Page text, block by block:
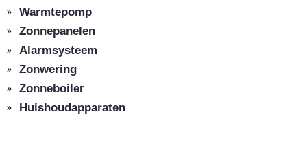
Warmtepomp
Zonnepanelen
Alarmsysteem
Zonwering
Zonneboiler
Huishoudapparaten